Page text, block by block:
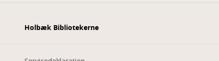
Holbæk Bibliotekerne